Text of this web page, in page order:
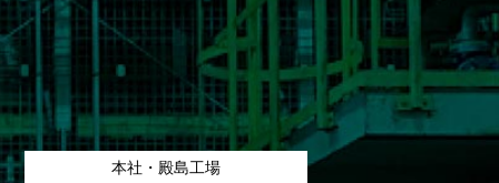
本社・殿島工場